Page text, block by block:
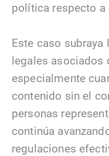
política respecto a
Este caso
legales asociados
especialmente
contenido sin el
personas
continúa
regulaciones